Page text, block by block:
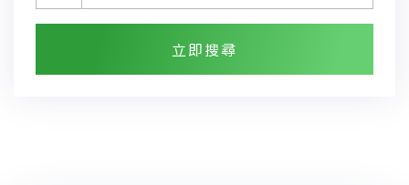
立即搜尋